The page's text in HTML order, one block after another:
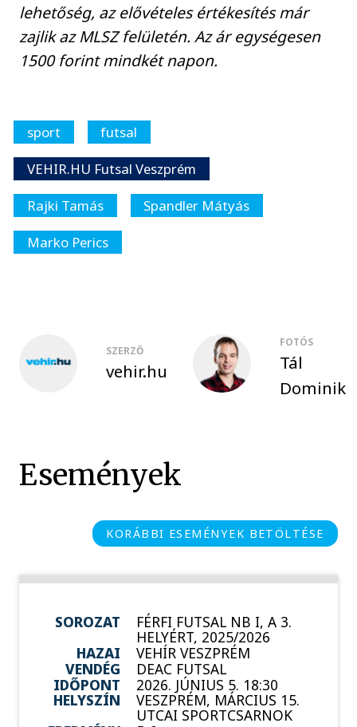
lehetőség, az elővételes értékesítés már
zajlik az MLSZ felületén. Az ár egységesen
1500 forint mindkét napon.
sport
futsal
VEHIR.HU Futsal Veszprém
Rajki Tamás
Spandler Mátyás
Marko Perics
SZERZŐ
vehir.hu
FOTÓS
Tál
Dominik
Események
KORÁBBI ESEMÉNYEK BETÖLTÉSE
SOROZAT FÉRFI FUTSAL NB I, A 3.
HELYÉRT, 2025/2026
HAZAI
VEHÍR VESZPRÉM
VENDÉG
DEAC FUTSAL
IDŐPONT
2026. JÚNIUS 5. 18:30
HELYSZÍN
VESZPRÉM, MÁRCIUS 15.
UTCAI SPORTCSARNOK